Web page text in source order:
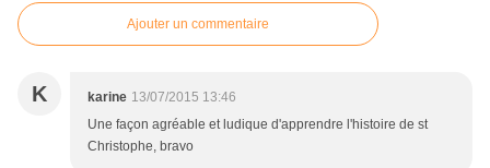
Ajouter un commentaire
K karine 13/07/2015 13:46
Une façon agréable et ludique d'apprendre l'histoire de st
Christophe, bravo